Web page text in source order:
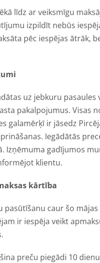
līdz ar veiksmīgu
izpildīt nebūs
pēc iespējas ātrāk,
uz jebkuru
pakalpojumus. Visas
galamērķī ir jāsedz
Iegādātās
Izņēmuma gadījumos
klientu.
kārtība
pasūtīšanu caur šo
ir iespēja veikt
preču piegādi 10